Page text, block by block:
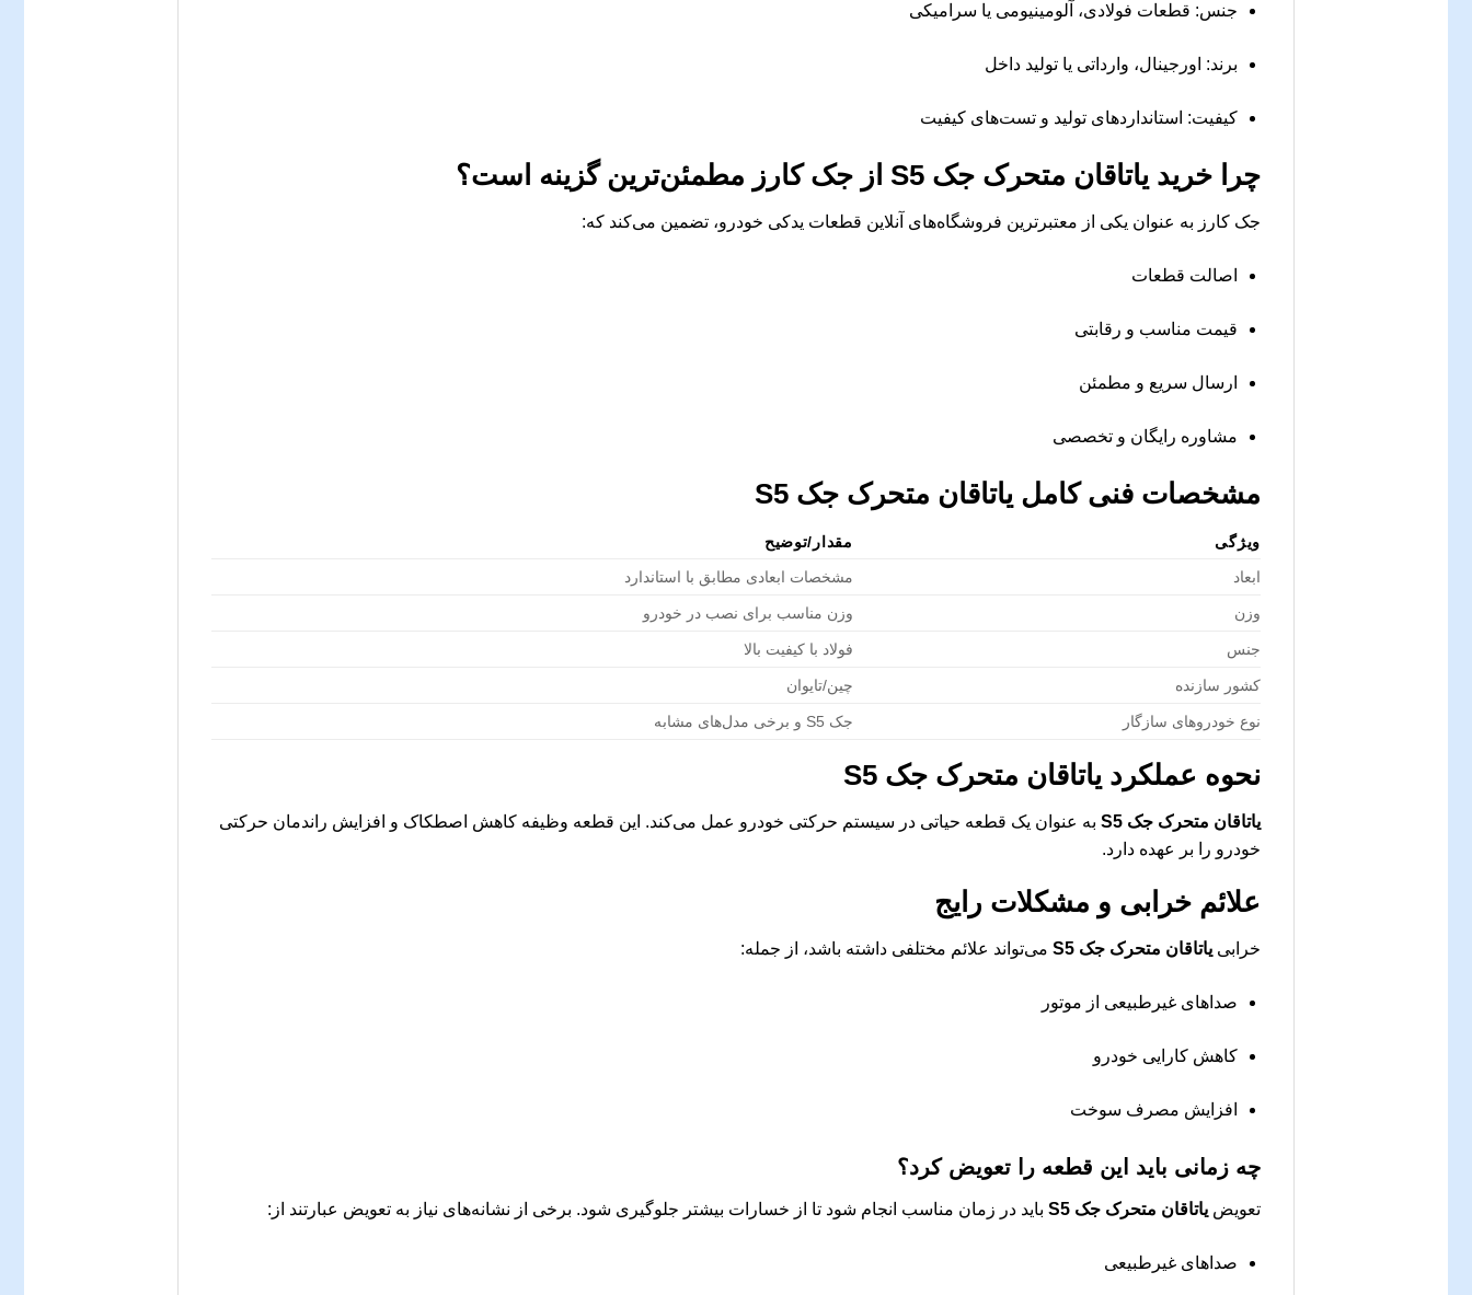
جنس: قطعات فولادی، آلومینیومی یا سرامیکی
برند: اورجینال، وارداتی یا تولید داخل
کیفیت: استانداردهای تولید و تست‌های کیفیت
چرا خرید یاتاقان متحرک جک S5 از جک کارز مطمئن‌ترین گزینه است؟
جک کارز به عنوان یکی از معتبرترین فروشگاه‌های آنلاین قطعات یدکی خودرو، تضمین می‌کند که:
اصالت قطعات
قیمت مناسب و رقابتی
ارسال سریع و مطمئن
مشاوره رایگان و تخصصی
مشخصات فنی کامل یاتاقان متحرک جک S5
ویژگی
مقدار/توضیح
ابعاد
مشخصات ابعادی مطابق با استاندارد
وزن وزن مناسب برای نصب در خودرو
جنس فولاد با کیفیت بالا
کشور سازنده چین/تایوان
نوع خودروهای سازگار جک S5 و برخی مدل‌های مشابه
نحوه عملکرد یاتاقان متحرک جک S5
یاتاقان متحرک جک S5
به عنوان یک قطعه حیاتی در سیستم حرکتی خودرو عمل می‌کند. این قطعه وظیفه کاهش اصطکاک و افزایش راندمان حرکتی
خودرو را بر عهده دارد.
علائم خرابی و مشکلات رایج
خرابی یاتاقان متحرک جک S5 می‌تواند علائم مختلفی داشته باشد، از جمله:
صداهای غیرطبیعی از موتور
کاهش کارایی خودرو
افزایش مصرف سوخت
چه زمانی باید این قطعه را تعویض کرد؟
تعویض یاتاقان متحرک جک S5 باید در زمان مناسب انجام شود تا از خسارات بیشتر جلوگیری شود. برخی از نشانه‌های نیاز به تعویض عبارتند از:
صداهای غیرطبیعی